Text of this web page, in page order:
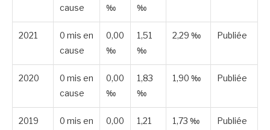
cause
‰
‰
2021
0 mis en
cause
0,00
‰
1,51
‰
2,29 ‰ Publiée
2020
0 mis en
cause
0,00
‰
1,83
‰
1,90 ‰ Publiée
2019
0 mis en
0,00
1,21
1,73 ‰ Publiée